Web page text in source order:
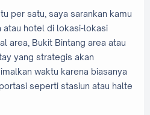
per satu, saya sarankan kamu
atau hotel di lokasi-lokasi
area, Bukit Bintang area atau
yang strategis akan
waktu karena biasanya
seperti stasiun atau halte